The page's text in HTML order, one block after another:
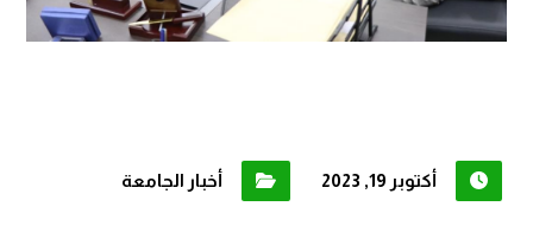
أكتوبر 19, 2023 أخبار الجامعة